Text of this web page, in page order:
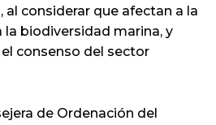
considerar que afectan a la
la biodiversidad marina, y
consenso del sector
de Ordenación del